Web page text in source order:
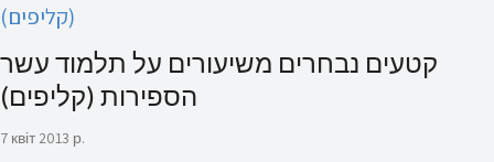
(קליפים)
קטעים נבחרים משיעורים על תלמוד עשר
הספירות (קליפים)
7 квіт 2013 р.